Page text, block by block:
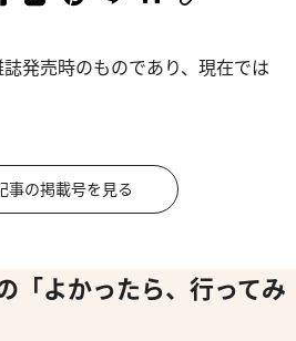
発売時のものであり、現在では
事の掲載号を見る
「よかったら、行ってみ